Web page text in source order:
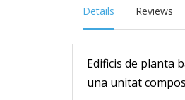
Details Reviews
Edificis de planta
una unitat